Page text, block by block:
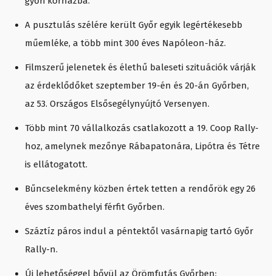
A pusztulás szélére került Győr egyik legértékesebb
műemléke, a több mint 300 éves Napóleon-ház.
Filmszerű jelenetek és élethű baleseti szituációk várják
az érdeklődőket szeptember 19-én és 20-án Győrben,
az 53. Országos Elsősegélynyújtó Versenyen.
Több mint 70 vállalkozás csatlakozott a 19. Coop Rally-
hoz, amelynek mezőnye Rábapatonára, Lipótra és Tétre
is ellátogatott.
Bűncselekmény közben értek tetten a rendőrök egy 26
éves szombathelyi férfit Győrben.
Száztíz páros indul a péntektől vasárnapig tartó Győr
Rally-n.
Új lehetőséggel bővül az Örömfutás Győrben: